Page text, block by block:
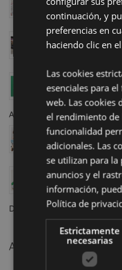
que Impulsará
Abril 23, 2026
Conozce nuestro
tu cita hoy mismo!
Aumenta tus
Puckator, ¡justo
película!
Abril 04, 2025
Almohada de
los Premios
Marzo 12, 2025
El cine y la
artículos de
intemporales y
Diciembre 20, 2024
Archivo
continuación, y
preferencias en
haciendo clic en
Las cookies
esenciales para
web. Las cookies
el rendimiento de
funcionalidad
adicionales. Las
se utilizan para la
anuncios y el
información,
Política de
Estrictamente
necesarias